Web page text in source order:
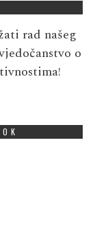
rad našeg
o